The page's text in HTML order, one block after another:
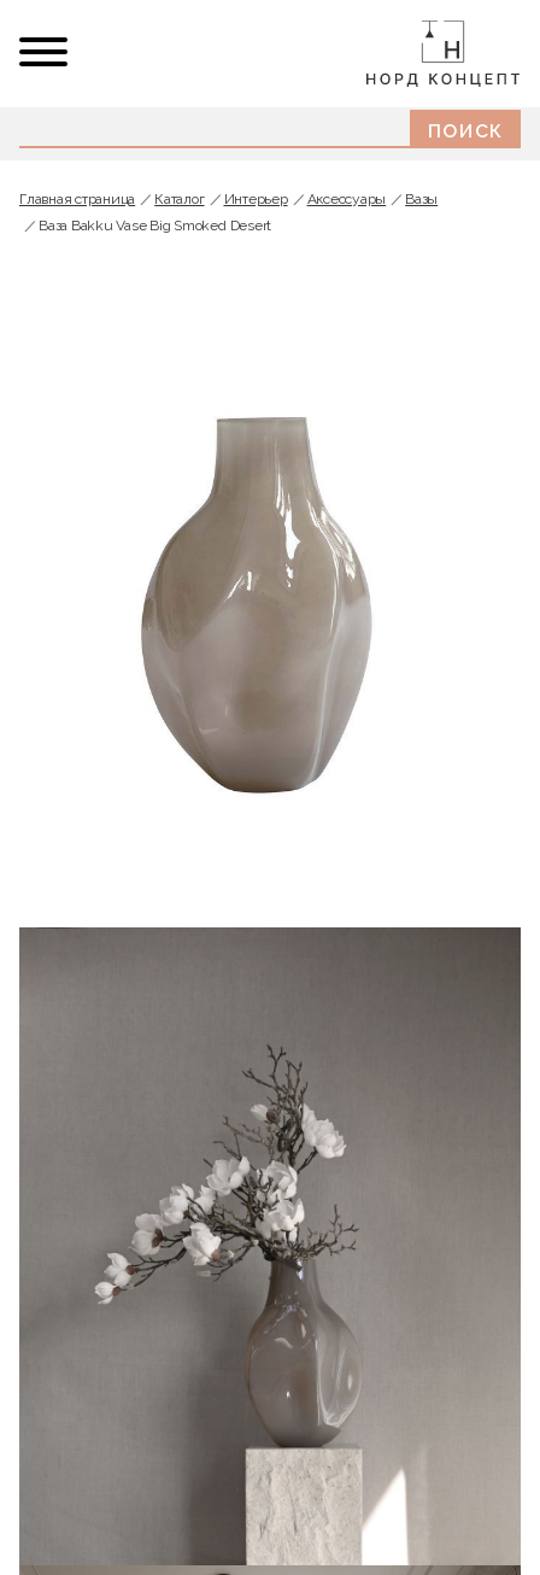
Главная страница Каталог Интерьер Аксессуары
Вазы
Ваза Bakku Vase Big Smoked Desert